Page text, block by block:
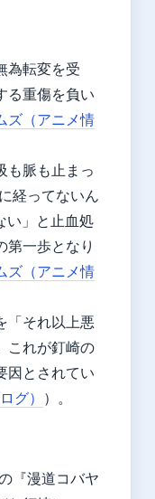
為転変を受
る重傷を負い
ズ（アニメ情
も脈も止まっ
経ってないん
い」と止血処
第一歩となり
ズ（アニメ情
「それ以上悪
これが釘崎の
因とされてい
グ） ）。
『漫道コバヤ